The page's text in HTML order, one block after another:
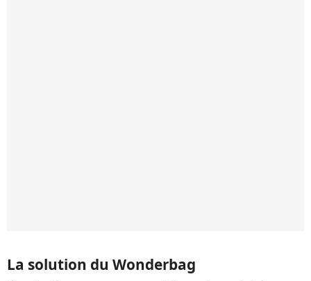
La solution du Wonderbag